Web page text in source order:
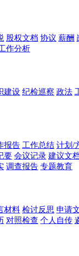
股权文档 协议 薪酬
作分析
建设 纪检巡察 政法
报告 工作总结 计划/
要 会议记录 建议文
调查报告 专题教育
材料 检讨反思 申请
对照检查 个人自传